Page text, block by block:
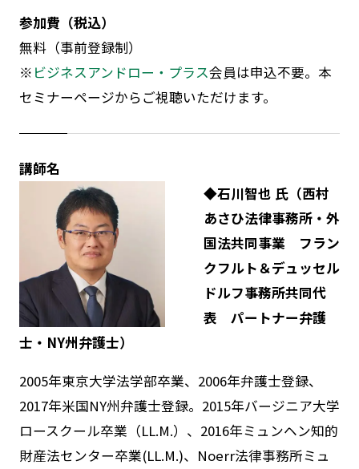
参加費（税込）
無料（事前登録制）
※ ビジネスアンドロー・プラス会員は申込不要。本
セミナーページからご視聴いただけます。
講師名
◆石川智也 氏（西村
あさひ法律事務所・外
国法共同事業 フラン
クフルト＆デュッセル
ドルフ事務所共同代
表 パートナー弁護
士・NY州弁護士）
2005年東京大学法学部卒業、2006年弁護士登録、
2017年米国NY州弁護士登録。2015年バージニア大学
ロースクール卒業（LL.M.）、2016年ミュンヘン知的
財産法センター卒業(LL.M.)、Noerr法律事務所ミュ